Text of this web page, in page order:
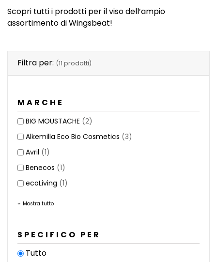
Scopri tutti i prodotti per il viso dell’ampio
assortimento di Wingsbeat!
Filtra per: (11 prodotti)
MARCHE
BIG MOUSTACHE (2)
Alkemilla Eco Bio Cosmetics (3)
Avril (1)
Benecos (1)
ecoLiving (1)
Mostra tutto
SPECIFICO PER
Tutto